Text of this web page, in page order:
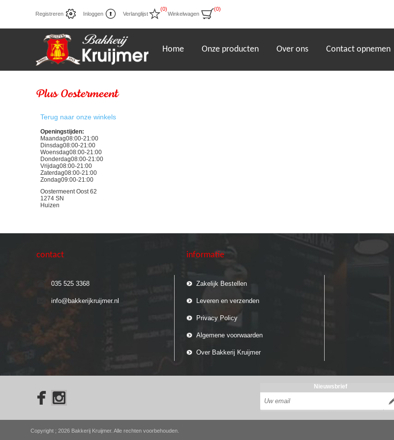
Registreren Inloggen Verlanglijst
(0)
Winkelwagen
(0)
Home Onze producten Over ons Contact opnemen
Plus Oostermeent
Terug naar onze winkels
Openingstijden:
Maandag08:00-21:00
Dinsdag08:00-21:00
Woensdag08:00-21:00
Donderdag08:00-21:00
Vrijdag08:00-21:00
Zaterdag08:00-21:00
Zondag09:00-21:00
Oostermeent Oost 62
1274 SN
Huizen
contact
035 525 3368
info@bakkerijkruijmer.nl
informatie
Zakelijk Bestellen
Leveren en verzenden
Privacy Policy
Algemene voorwaarden
Over Bakkerij Kruijmer
Nieuwsbrief
Copyright ; 2026 Bakkerij Kruijmer. Alle rechten voorbehouden.